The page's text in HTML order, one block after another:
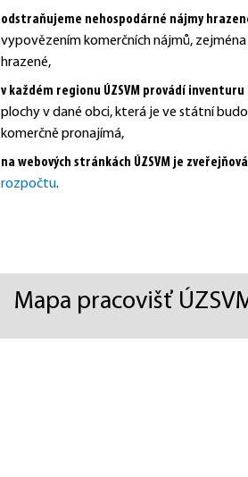
odstraňujeme nehospodárné nájmy
vypovězením komerčních nájmů,
hrazené,
v každém regionu ÚZSVM provádí inventuru
plochy v dané obci, která je ve státní
komerčně pronajímá,
na webových stránkách ÚZSVM je
rozpočtu.
Mapa pracovišť